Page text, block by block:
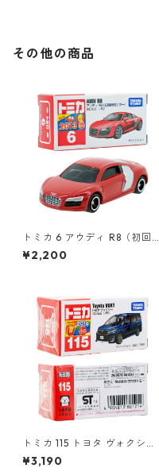
その他の商品
トミカ 6 アウディ R8（初回特
別カラー）#10467441
¥2,200
トミカ 115 トヨタ ヴォクシー
#10801214
¥3,190